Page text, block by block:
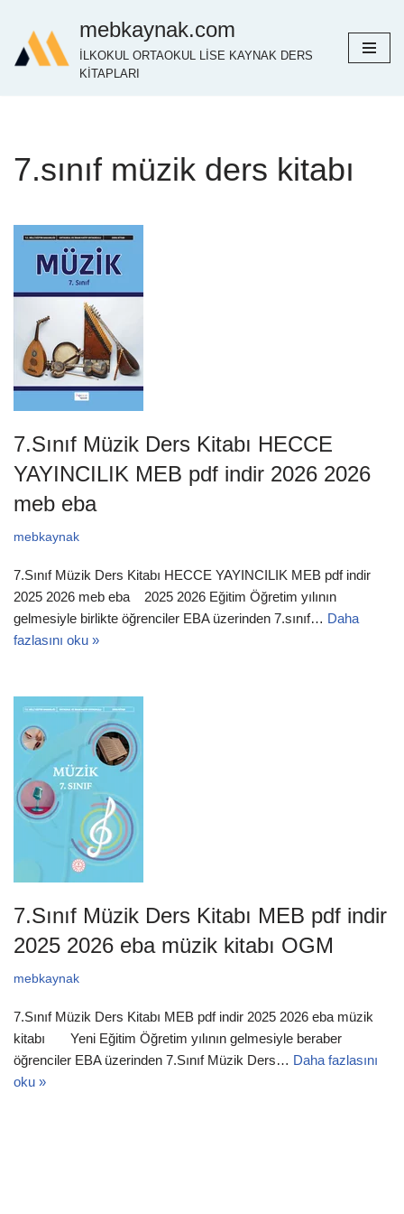
İçeriğe
geç
mebkaynak.com
İLKOKUL ORTAOKUL LİSE KAYNAK DERS
KİTAPLARI
7.sınıf müzik ders kitabı
7.Sınıf Müzik Ders Kitabı HECCE
YAYINCILIK MEB pdf indir 2026 2026
meb eba
mebkaynak
7.Sınıf Müzik Ders Kitabı HECCE YAYINCILIK MEB pdf indir
2025 2026 meb eba 2025 2026 Eğitim Öğretim yılının
gelmesiyle birlikte öğrenciler EBA üzerinden 7.sınıf… Daha
fazlasını oku »
7.Sınıf Müzik Ders Kitabı MEB pdf indir
2025 2026 eba müzik kitabı OGM
mebkaynak
7.Sınıf Müzik Ders Kitabı MEB pdf indir 2025 2026 eba müzik
kitabı Yeni Eğitim Öğretim yılının gelmesiyle beraber
öğrenciler EBA üzerinden 7.Sınıf Müzik Ders… Daha fazlasını
oku »